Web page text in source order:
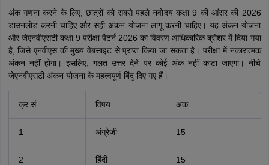
अंक गणना करने के लिए, छात्रों को सबसे पहले नवोदय कक्षा 9 की आंसर की 2026
डाउनलोड करनी चाहिए और सही अंकन योजना लागू करनी चाहिए। यह अंकन योजना
और जेएनवीएसटी कक्षा 9 परीक्षा पैटर्न 2026 का विवरण आधिकारिक ब्रोशर में दिया गया
है, जिसे एनवीएस की मुख्य वेबसाइट से प्राप्त किया जा सकता है। परीक्षा में नकारात्मक
अंकन नहीं होगा। इसलिए, गलत उत्तर देने पर कोई अंक नहीं काटा जाएगा। नीचे
जेएनवीएसटी अंकन योजना के महत्वपूर्ण बिंदु दिए गए हैं।
क्र.सं. विषय अंक
1 अंग्रेजी 15
2 हिंदी 15